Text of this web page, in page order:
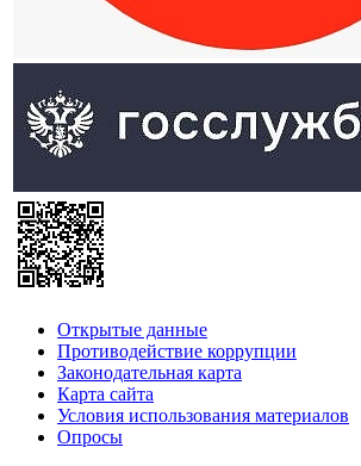
Открытые данные
Противодействие коррупции
Законодательная карта
Карта сайта
Условия использования материалов
Опросы